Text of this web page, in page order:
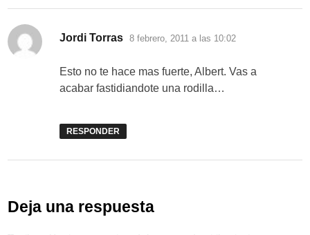
Jordi Torras dice:
8 febrero, 2011 a las 10:02
Esto no te hace mas fuerte, Albert. Vas a
acabar fastidiandote una rodilla…
RESPONDER
Deja una respuesta